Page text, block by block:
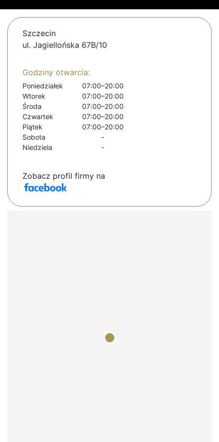
Szczecin
ul. Jagiellońska 67B/10
Godziny otwarcia:
Poniedziałek
07:00–20:00
Wtorek
07:00–20:00
Środa
07:00–20:00
Czwartek
07:00–20:00
Piątek
07:00–20:00
Sobota
-
Niedziela
-
Zobacz profil firmy na